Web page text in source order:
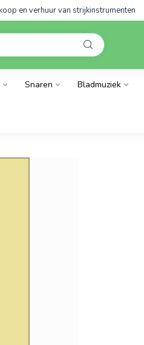
en verhuur van strijkinstrumenten
Snaren Bladmuziek